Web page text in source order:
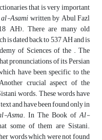
that is very important
Asamiwritten by Abul Fazl
AH). There are many old
is dated back to 537 AH and is
of Sciences of the . The
pronunciations of its Persian
have been specific to the
crucial aspect of the
words. These words have
and have been found only in
Asma. In The Book ofAl-
some of them are Sistani.
words which were not found